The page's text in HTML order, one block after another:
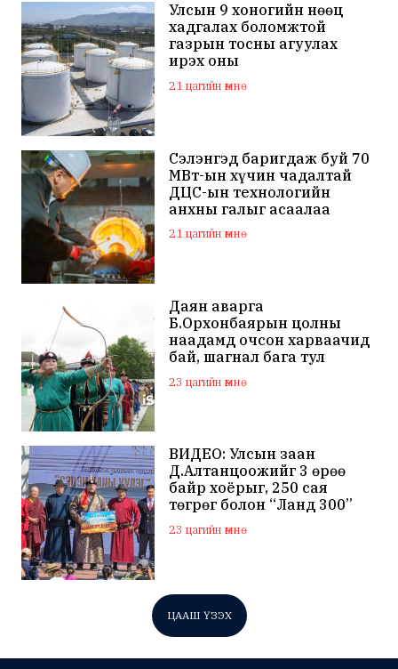
Улсын 9 хоногийн нөөц
хадгалах боломжтой
газрын тосны агуулах
ирэх оны
арванхоёрдугаар сар
ашиглалтад орно
21 цагийн өмнө
Сэлэнгэд баригдаж буй 70
МВт-ын хүчин чадалтай
ДЦС-ын технологийн
анхны галыг асаалаа
21 цагийн өмнө
Даян аварга
Б.Орхонбаярын цолны
наадамд очсон харваачид
бай, шагнал бага тул
наадамд оролцохгүй
гэдгээ мэдэгдлээ
23 цагийн өмнө
ВИДЕО: Улсын заан
Д.Алтанцоожийг 3 өрөө
байр хоёрыг, 250 сая
төгрөг болон “Ланд 300”
маркийн автомашинаар
мялаажээ
23 цагийн өмнө
ЦААШ ҮЗЭХ